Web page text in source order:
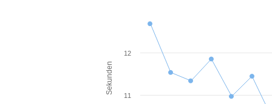
Sekunden
11
12